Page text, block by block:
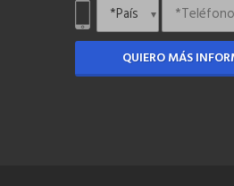
QUIERO MÁS